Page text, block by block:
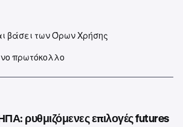
βάσει των Όρων Χρήσης
πρωτόκολλο
ρυθμιζόμενες επιλογές futures